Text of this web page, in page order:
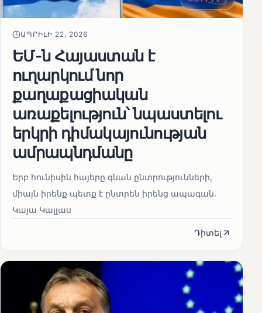
ԱՊՐԻԼԻ 22, 2026
ԵՄ-ն Հայաստան է
ուղարկում նոր
քաղաքացիական
առաքելություն՝ նպաստելու
երկրի դիմակայունության
ամրապնդմանը
Երբ հունիսին հայերը գնան ընտրությունների,
միայն իրենք պետք է ընտրեն իրենց ապագան.
Կայա Կալլաս
Դիտել